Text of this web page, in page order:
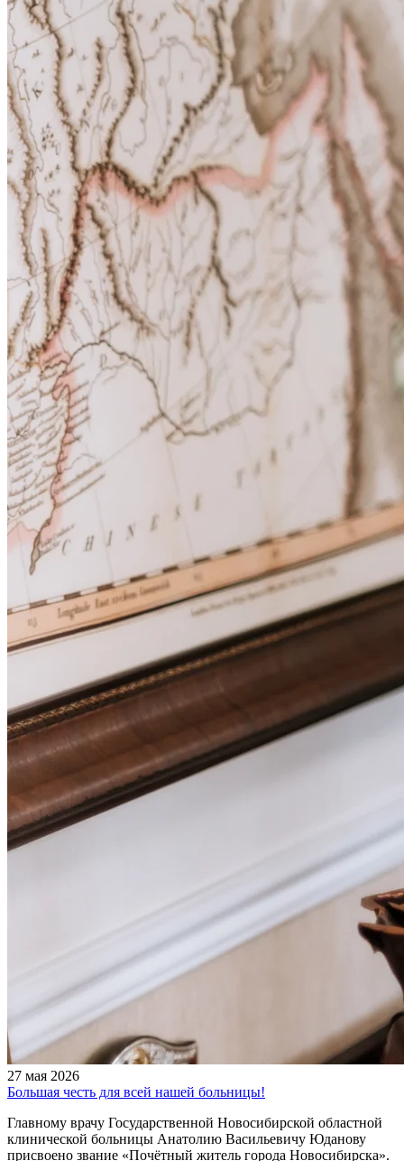
27 мая 2026
Большая честь для всей нашей больницы!
Главному врачу Государственной Новосибирской областной
клинической больницы Анатолию Васильевичу Юданову
присвоено звание «Почётный житель города Новосибирска».